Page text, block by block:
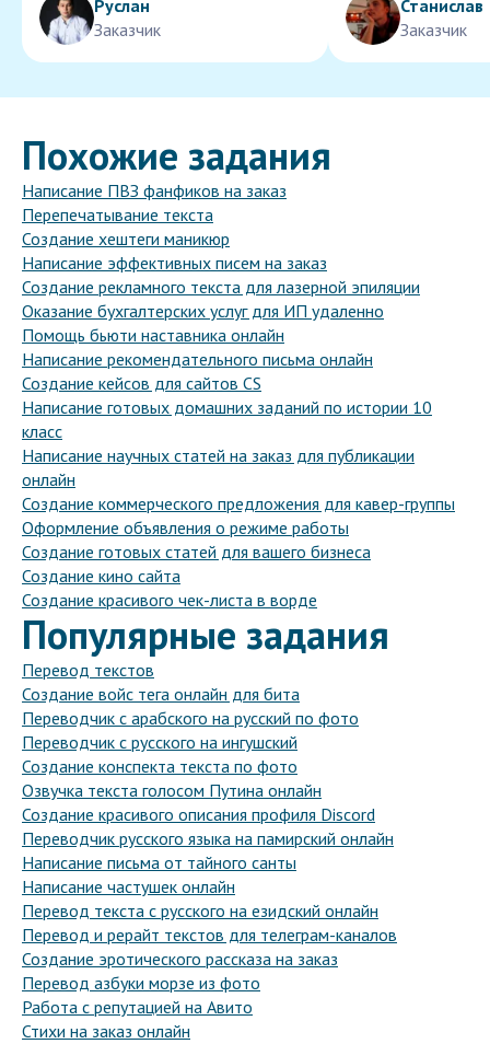
Руслан
Заказчик
Станислав
Заказчик
Похожие задания
Написание ПВЗ фанфиков на заказ
Перепечатывание текста
Создание хештеги маникюр
Написание эффективных писем на заказ
Создание рекламного текста для лазерной эпиляции
Оказание бухгалтерских услуг для ИП удаленно
Помощь бьюти наставника онлайн
Написание рекомендательного письма онлайн
Создание кейсов для сайтов CS
Написание готовых домашних заданий по истории 10
класс
Написание научных статей на заказ для публикации
онлайн
Создание коммерческого предложения для кавер-группы
Оформление объявления о режиме работы
Создание готовых статей для вашего бизнеса
Создание кино сайта
Создание красивого чек-листа в ворде
Популярные задания
Перевод текстов
Создание войс тега онлайн для бита
Переводчик с арабского на русский по фото
Переводчик с русского на ингушский
Создание конспекта текста по фото
Озвучка текста голосом Путина онлайн
Создание красивого описания профиля Discord
Переводчик русского языка на памирский онлайн
Написание письма от тайного санты
Написание частушек онлайн
Перевод текста с русского на езидский онлайн
Перевод и рерайт текстов для телеграм-каналов
Создание эротического рассказа на заказ
Перевод азбуки морзе из фото
Работа с репутацией на Авито
Стихи на заказ онлайн